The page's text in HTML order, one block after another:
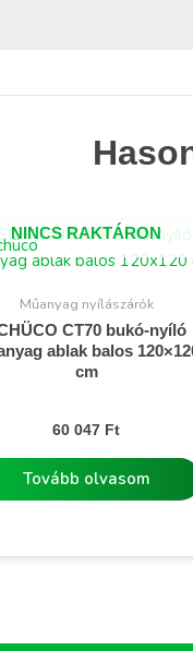
NINCS RAKTÁRON
Műanyag nyílászárók
CT70 bukó-nyíló
ablak balos
cm
60 047 Ft
Tovább olvasom